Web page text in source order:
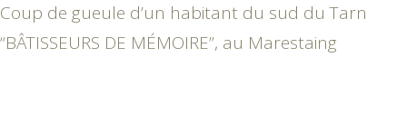
Coup de gueule d’un habitant du sud du Tarn
“BÂTISSEURS DE MÉMOIRE”, au Marestaing